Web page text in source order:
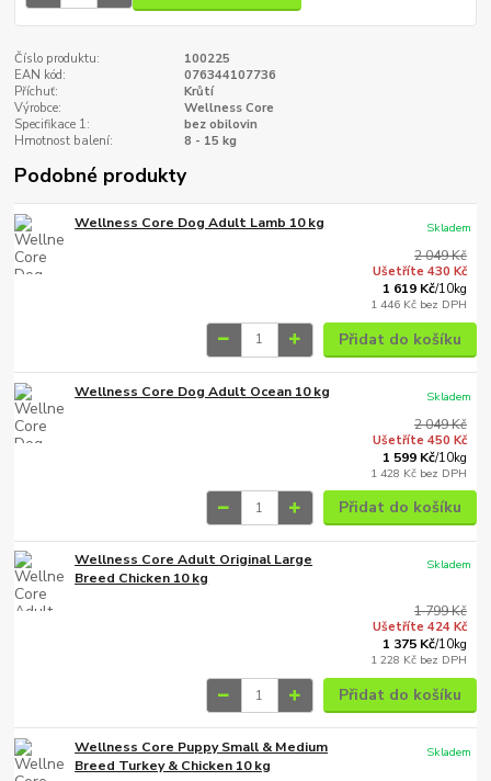
Číslo produktu:
100225
EAN kód:
076344107736
Příchuť:
Krůtí
Výrobce:
Wellness Core
Specifikace 1:
bez obilovin
Hmotnost balení:
8 - 15 kg
Podobné produkty
Wellness Core Dog Adult Lamb 10 kg
2 049 Kč
Ušetříte 430 Kč
1 619 Kč/10kg
1 446 Kč bez DPH
Skladem
Přidat do košíku
Wellness Core Dog Adult Ocean 10 kg
2 049 Kč
Ušetříte 450 Kč
1 599 Kč/10kg
1 428 Kč bez DPH
Skladem
Přidat do košíku
Wellness Core Adult Original Large
Breed Chicken 10 kg
1 799 Kč
Ušetříte 424 Kč
1 375 Kč/10kg
1 228 Kč bez DPH
Skladem
Přidat do košíku
Wellness Core Puppy Small & Medium
Breed Turkey & Chicken 10 kg
Skladem